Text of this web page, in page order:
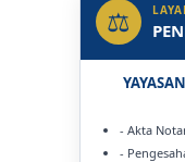
⚖
- Akta
-